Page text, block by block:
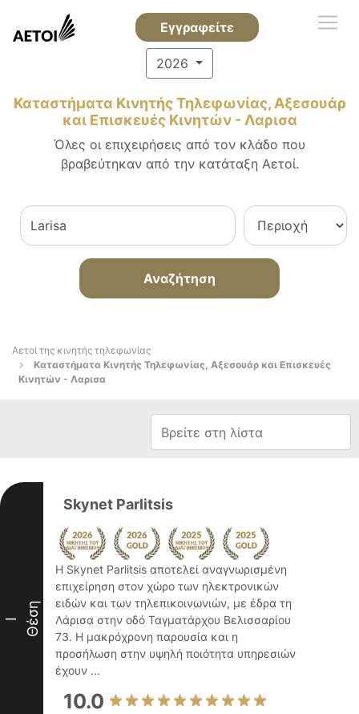
Εγγραφείτε
2026
Καταστήματα Κινητής Τηλεφωνίας, Αξεσουάρ
και Επισκευές Κινητών - Λαρισα
Όλες οι επιχειρήσεις από τον κλάδο που
βραβεύτηκαν από την κατάταξη Αετοί.
Αναζήτηση
Αετοί της κινητής τηλεφωνίας
Καταστήματα Κινητής Τηλεφωνίας, Αξεσουάρ και Επισκευές
Κινητών - Λαρισα
I Θέση
Skynet Parlitsis
Η Skynet Parlitsis αποτελεί αναγνωρισμένη
επιχείρηση στον χώρο των ηλεκτρονικών
ειδών και των τηλεπικοινωνιών, με έδρα τη
Λάρισα στην οδό Ταγματάρχου Βελισσαρίου
73. Η μακρόχρονη παρουσία και η
προσήλωση στην υψηλή ποιότητα υπηρεσιών
έχουν ...
10.0